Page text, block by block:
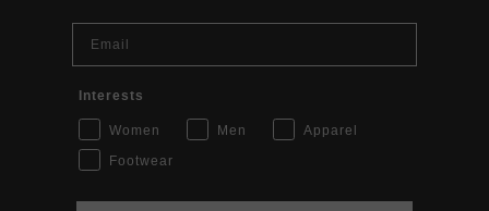
Interests
Women Men
Apparel
Footwear